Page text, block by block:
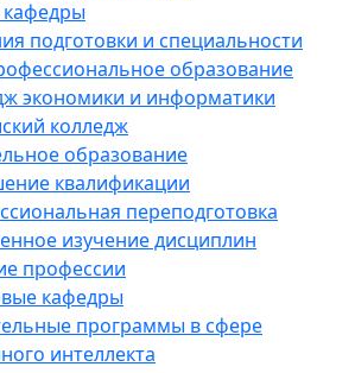
подготовки и специальности
образование
экономики и информатики
колледж
образование
квалификации
переподготовка
изучение дисциплин
профессии
кафедры
программы в сфере
интеллекта